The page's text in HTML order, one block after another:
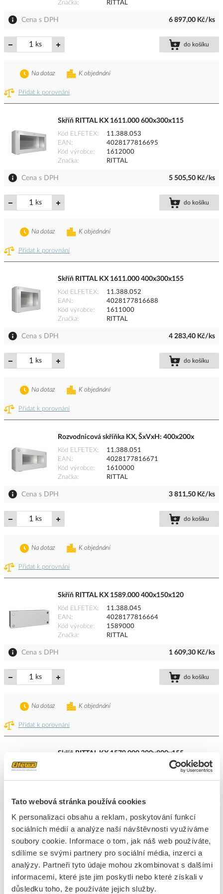
Tato webová stránka používá cookies
K personalizaci obsahu a reklam, poskytování funkcí
sociálních médií a analýze naší návštěvnosti využíváme
soubory cookie. Informace o tom, jak náš web používáte,
sdílíme se svými partnery pro sociální média, inzerci a
analýzy. Partneři tyto údaje mohou zkombinovat s dalšími
informacemi, které jste jim poskytli nebo které získali v
důsledku toho, že používáte jejich služby.
Značka RITTAL
Cena s DPH 6 897,00 Kč/ks
ks do košíku
Přidat k porovnání
K objednání
Na dotaz
Skříň RITTAL KX 1611.000 600x300x115
Kód ELFETEX
11.388.053
EAN
4028177816695
Kód výrobce
1612000
Značka
RITTAL
Cena s DPH 5 505,50 Kč/ks
ks do košíku
Přidat k porovnání
K objednání
Na dotaz
Skříň RITTAL KX 1611.000 400x300x155
Kód ELFETEX
11.388.052
EAN
4028177816688
Kód výrobce
1611000
Značka
RITTAL
Cena s DPH 4 283,40 Kč/ks
ks do košíku
Přidat k porovnání
K objednání
Na dotaz
Rozvodnicová skříňka KX, ŠxVxH: 400x200x
Kód ELFETEX
11.388.051
EAN
4028177816671
Kód výrobce
1610000
Značka
RITTAL
Cena s DPH 3 811,50 Kč/ks
ks do košíku
Přidat k porovnání
K objednání
Na dotaz
Skříň RITTAL KX 1589.000 400x150x120
Kód ELFETEX
11.388.045
EAN
4028177816664
Kód výrobce
1589000
Značka
RITTAL
Cena s DPH 1 609,30 Kč/ks
ks do košíku
Přidat k porovnání
K objednání
Na dotaz
Skříň RITTAL KX 1579.000 300x800x155
K objednání
Na dotaz